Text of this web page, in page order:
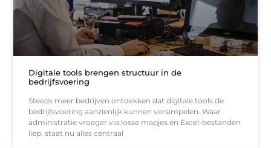
Digitale tools brengen structuur in de
bedrijfsvoering
Steeds meer bedrijven ontdekken dat digitale tools de
bedrijfsvoering aanzienlijk kunnen versimpelen. Waar
administratie vroeger via losse mapjes en Excel-bestanden
liep, staat nu alles centraal